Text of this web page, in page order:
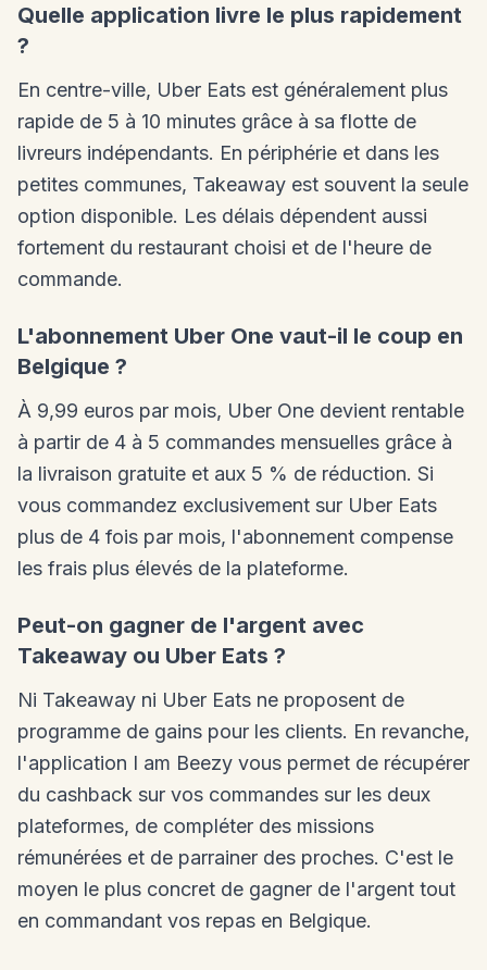
Quelle application livre le plus rapidement
?
En centre-ville, Uber Eats est généralement plus
rapide de 5 à 10 minutes grâce à sa flotte de
livreurs indépendants. En périphérie et dans les
petites communes, Takeaway est souvent la seule
option disponible. Les délais dépendent aussi
fortement du restaurant choisi et de l'heure de
commande.
L'abonnement Uber One vaut-il le coup en
Belgique ?
À 9,99 euros par mois, Uber One devient rentable
à partir de 4 à 5 commandes mensuelles grâce à
la livraison gratuite et aux 5 % de réduction. Si
vous commandez exclusivement sur Uber Eats
plus de 4 fois par mois, l'abonnement compense
les frais plus élevés de la plateforme.
Peut-on gagner de l'argent avec
Takeaway ou Uber Eats ?
Ni Takeaway ni Uber Eats ne proposent de
programme de gains pour les clients. En revanche,
l'application I am Beezy vous permet de récupérer
du cashback sur vos commandes sur les deux
plateformes, de compléter des missions
rémunérées et de parrainer des proches. C'est le
moyen le plus concret de gagner de l'argent tout
en commandant vos repas en Belgique.